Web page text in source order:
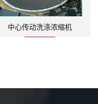
中心传动洗涤浓缩机